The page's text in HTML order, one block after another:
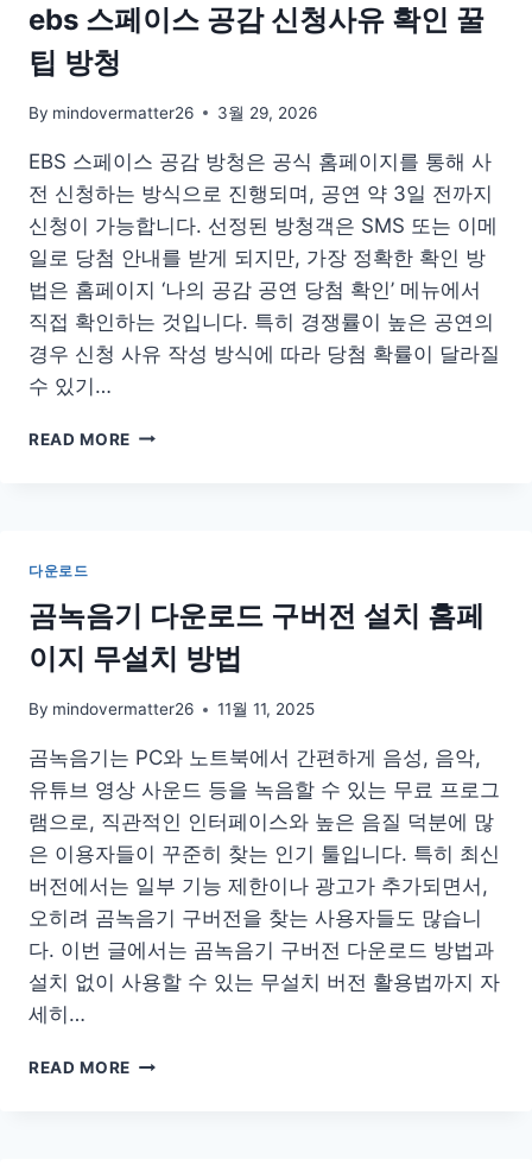
ebs 스페이스 공감 신청사유 확인 꿀
팁 방청
By mindovermatter26 3월 29, 2026
EBS 스페이스 공감 방청은 공식 홈페이지를 통해 사
전 신청하는 방식으로 진행되며, 공연 약 3일 전까지
신청이 가능합니다. 선정된 방청객은 SMS 또는 이메
일로 당첨 안내를 받게 되지만, 가장 정확한 확인 방
법은 홈페이지 ‘나의 공감 공연 당첨 확인’ 메뉴에서
직접 확인하는 것입니다. 특히 경쟁률이 높은 공연의
경우 신청 사유 작성 방식에 따라 당첨 확률이 달라질
수 있기…
READ MORE EBS
신
청
사
확
꿀
팁
청
다운로드
곰녹음기 다운로드 구버전 설치 홈페
이지 무설치 방법
By mindovermatter26 11월 11, 2025
곰녹음기는 PC와 노트북에서 간편하게 음성, 음악,
유튜브 영상 사운드 등을 녹음할 수 있는 무료 프로그
램으로, 직관적인 인터페이스와 높은 음질 덕분에 많
은 이용자들이 꾸준히 찾는 인기 툴입니다. 특히 최신
버전에서는 일부 기능 제한이나 광고가 추가되면서,
오히려 곰녹음기 구버전을 찾는 사용자들도 많습니
다. 이번 글에서는 곰녹음기 구버전 다운로드 방법과
설치 없이 사용할 수 있는 무설치 버전 활용법까지 자
세히…
READ MORE